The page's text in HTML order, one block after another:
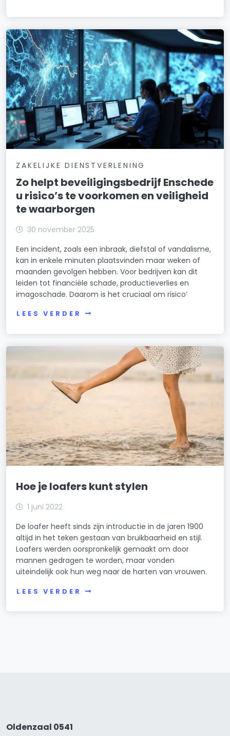
ZAKELIJKE DIENSTVERLENING
Zo helpt beveiligingsbedrijf Enschede
u risico’s te voorkomen en veiligheid
te waarborgen
30 november 2025
Een incident, zoals een inbraak, diefstal of vandalisme,
kan in enkele minuten plaatsvinden maar weken of
maanden gevolgen hebben. Voor bedrijven kan dit
leiden tot financiële schade, productieverlies en
imagoschade. Daarom is het cruciaal om risico’
LEES VERDER
Hoe je loafers kunt stylen
1 juni 2022
De loafer heeft sinds zijn introductie in de jaren 1900
altijd in het teken gestaan van bruikbaarheid en stijl.
Loafers werden oorspronkelijk gemaakt om door
mannen gedragen te worden, maar vonden
uiteindelijk ook hun weg naar de harten van vrouwen.
LEES VERDER
Oldenzaal 0541